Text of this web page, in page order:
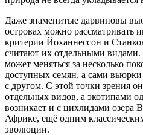
Даже знаменитые дарвиновы
островах можно рассматривать
критерии Йоханнессон и
считают их отдельными
может меняться за несколько
доступных семян, а сами
с другом. С этой точки зрения
отдельных видов, а экотипами
возникает и с цихлидами озера
Африке, ещё одним
эволюции.